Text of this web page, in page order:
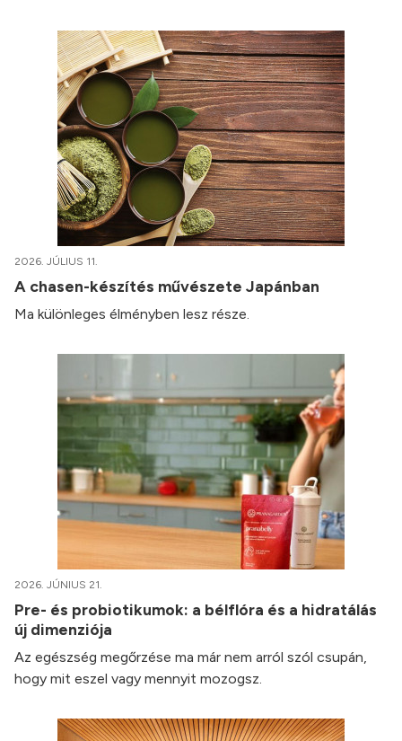
2026. JÚLIUS 11.
A chasen-készítés művészete Japánban
Ma különleges élményben lesz része.
2026. JÚNIUS 21.
Pre- és probiotikumok: a bélflóra és a hidratálás
új dimenziója
Az egészség megőrzése ma már nem arról szól csupán,
hogy mit eszel vagy mennyit mozogsz.